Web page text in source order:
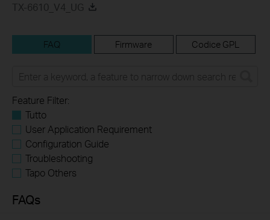
TX-6610_V4_UG
FAQ Firmware Codice GPL
Feature Filter:
Tutto
User Application Requirement
Configuration Guide
Troubleshooting
Tapo Others
FAQs